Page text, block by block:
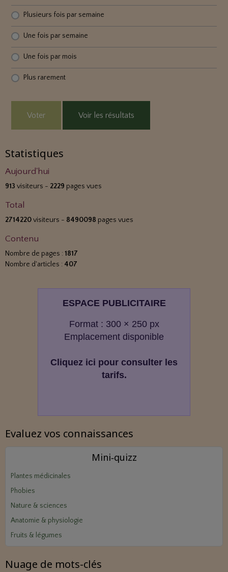
Plusieurs fois par semaine
Une fois par semaine
Une fois par mois
Plus rarement
Voter Voir les résultats
Statistiques
Aujourd'hui
913 visiteurs - 2229 pages vues
Total
2714220visiteurs - 8490098 pages vues
Contenu
Nombre de pages : 1817
Nombre d'articles : 407
ESPACE PUBLICITAIRE
Format : 300 × 250 px
Emplacement disponible
Cliquez ici pour consulter les
tarifs.
Evaluez vos connaissances
Mini‑quizz
Plantes médicinales
Phobies
Nature & sciences
Anatomie & physiologie
Fruits & légumes
Nuage de mots-clés